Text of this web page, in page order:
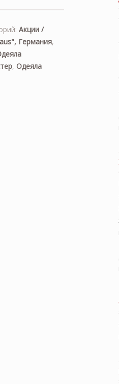
Акции /
Германия,
, Одеяла